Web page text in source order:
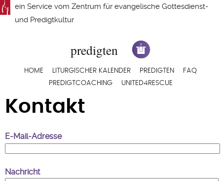
Direkt
zum
ein Service vom Zentrum für evangelische Gottesdienst-
und Predigtkultur
Hauptnavigation
HOME LITURGISCHER KALENDER PREDIGTEN
FAQ
PREDIGTCOACHING
UNITED4RESCUE
Kontakt
E-Mail-Adresse
Nachricht